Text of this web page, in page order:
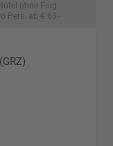
ohne Flug
Pers. ab € 63,-